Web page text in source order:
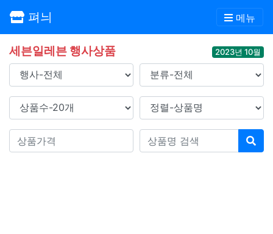
펴늬 메뉴
세븐일레븐 행사상품 2023년 10월